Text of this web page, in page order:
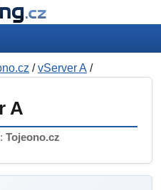
/vServer A /
A
Tojeono.cz